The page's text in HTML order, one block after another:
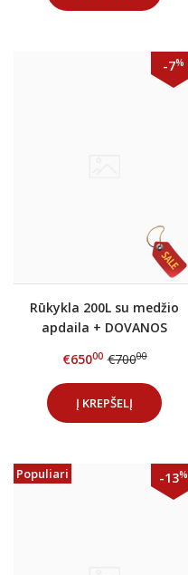
-7%
Rūkykla 200L su medžio
apdaila + DOVANOS
€65000 €70000
Į KREPŠELĮ
Populiari -13%